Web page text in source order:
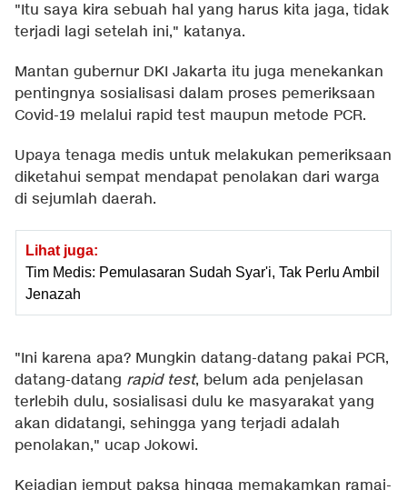
"Itu saya kira sebuah hal yang harus kita jaga, tidak
terjadi lagi setelah ini," katanya.
Mantan gubernur DKI Jakarta itu juga menekankan
pentingnya sosialisasi dalam proses pemeriksaan
Covid-19 melalui rapid test maupun metode PCR.
Upaya tenaga medis untuk melakukan pemeriksaan
diketahui sempat mendapat penolakan dari warga
di sejumlah daerah.
Lihat juga:
Tim Medis: Pemulasaran Sudah Syar'i, Tak Perlu Ambil
Jenazah
"Ini karena apa? Mungkin datang-datang pakai PCR,
datang-datang rapid test, belum ada penjelasan
terlebih dulu, sosialisasi dulu ke masyarakat yang
akan didatangi, sehingga yang terjadi adalah
penolakan," ucap Jokowi.